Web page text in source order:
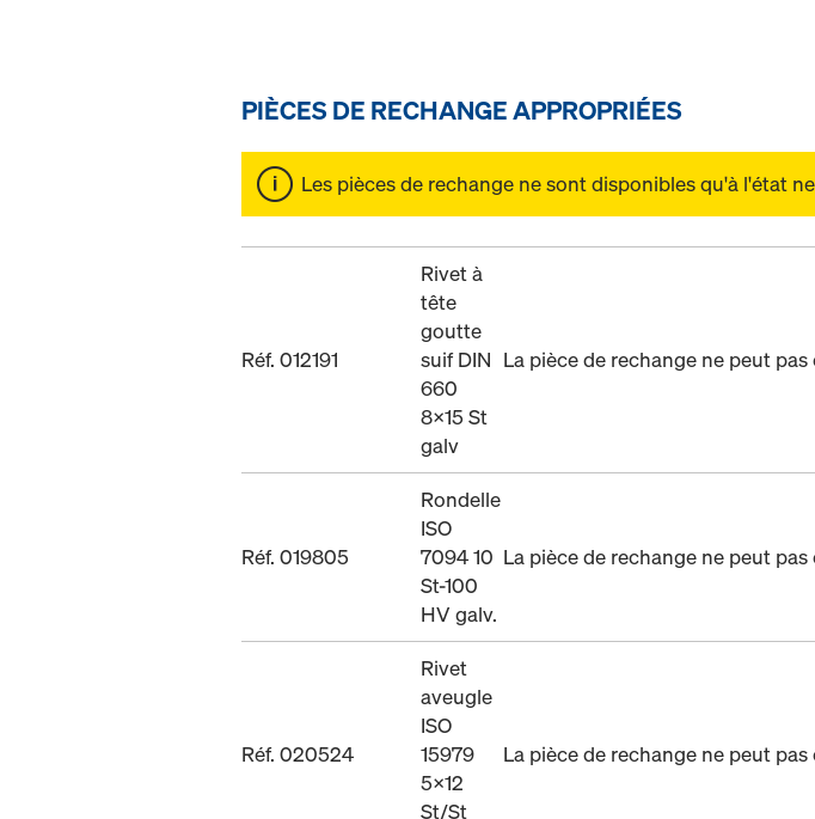
PIÈCES DE RECHANGE APPROPRIÉES
Les pièces de rechange ne sont disponibles qu'à l'état
Réf. 012191
Rivet à
tête
goutte
suif DIN
660
8x15 St
galv
La pièce de rechange ne peut
Réf. 019805
Rondelle
ISO
7094 10
St-100
HV galv.
La pièce de rechange ne peut
Réf. 020524
Rivet
aveugle
ISO
15979
5x12
St/St
La pièce de rechange ne peut